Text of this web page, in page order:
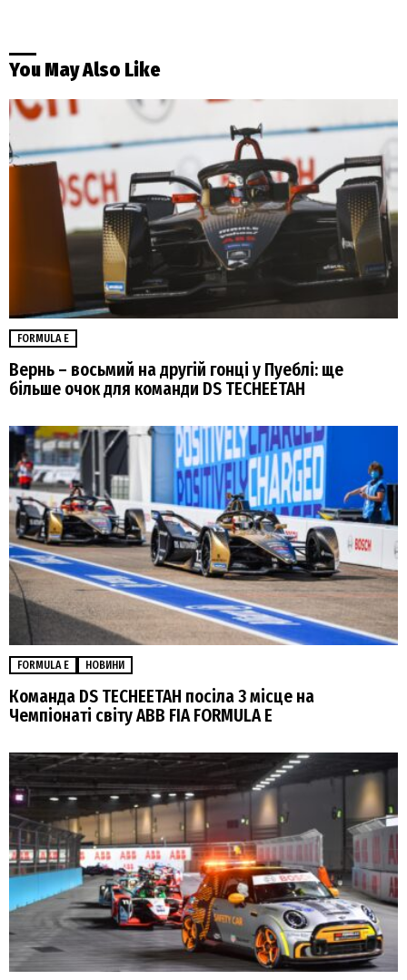
You May Also Like
FORMULA E
Вернь – восьмий на другій гонці у Пуеблі: ще
більше очок для команди DS TECHEETAH
FORMULA E НОВИНИ
Команда DS TECHEETAH посіла 3 місце на
Чемпіонаті світу ABB FIA FORMULA E